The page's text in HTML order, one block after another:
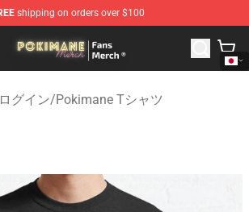
shipping on orders over $100
- Official Pokimane Merchandise Shop
グイン/Pokimane Tシャツ